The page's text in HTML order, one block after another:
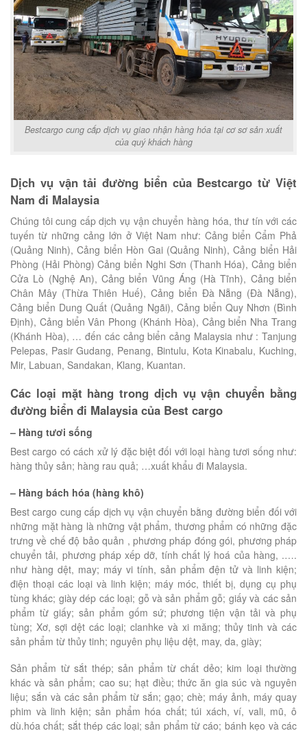
Bestcargo cung cấp dịch vụ giao nhận hàng hóa tại cơ sơ sản xuất
của quý khách hàng
Dịch vụ vận tải đường biển của Bestcargo từ Việt
Nam đi Malaysia
Chúng tôi cung cấp dịch vụ vận chuyển hàng hóa, thư tín với các
tuyến từ những cảng lớn ở Việt Nam như: Cảng biển Cẩm Phả
(Quảng Ninh), Cảng biển Hòn Gai (Quảng Ninh), Cảng biển Hải
Phòng (Hải Phòng) Cảng biển Nghi Sơn (Thanh Hóa), Cảng biển
Cửa Lò (Nghệ An), Cảng biển Vũng Áng (Hà Tĩnh), Cảng biển
Chân Mây (Thừa Thiên Huế), Cảng biển Đà Nẵng (Đà Nẵng),
Cảng biển Dung Quất (Quảng Ngãi), Cảng biển Quy Nhơn (Bình
Định), Cảng biển Vân Phong (Khánh Hòa), Cảng biển Nha Trang
(Khánh Hòa), … đến các cảng biển cảng Malaysia như : Tanjung
Pelepas, Pasir Gudang, Penang, Bintulu, Kota Kinabalu, Kuching,
Mir, Labuan, Sandakan, Klang, Kuantan.
Các loại mặt hàng trong dịch vụ vận chuyển bằng
đường biển đi Malaysia của Best cargo
– Hàng tươi sống
Best cargo có cách xử lý đặc biệt đối với loại hàng tươi sống như:
hàng thủy sản; hàng rau quả; …xuất khẩu đi Malaysia.
– Hàng bách hóa (hàng khô)
Best cargo cung cấp dịch vụ vận chuyển bằng đường biển đối với
những mặt hàng là những vật phẩm, thương phẩm có những đặc
trưng về chế độ bảo quản , phương pháp đóng gói, phương pháp
chuyển tải, phương pháp xếp dỡ, tính chất lý hoá của hàng, .….
như hàng dệt, may; máy vi tính, sản phẩm đện tử và linh kiện;
điện thoại các loại và linh kiện; máy móc, thiết bị, dụng cụ phụ
tùng khác; giày dép các loại; gỗ và sản phẩm gỗ; giấy và các sản
phẩm từ giấy; sản phẩm gốm sứ; phương tiện vận tải và phụ
tùng; Xơ, sợi dệt các loại; clanhke và xi măng; thủy tinh và các
sản phẩm từ thủy tinh; nguyên phụ liệu dệt, may, da, giày;
Sản phẩm từ sắt thép; sản phẩm từ chất dẻo; kim loại thường
khác và sản phẩm; cao su; hạt điều; thức ăn gia súc và nguyên
liệu; sắn và các sản phẩm từ sắn; gạo; chè; máy ảnh, máy quay
phim và linh kiện; sản phẩm hóa chất; túi xách, ví, vali, mũ, ô
dù.hóa chất; sắt thép các loại; sản phẩm từ cáo; bánh kẹo và các